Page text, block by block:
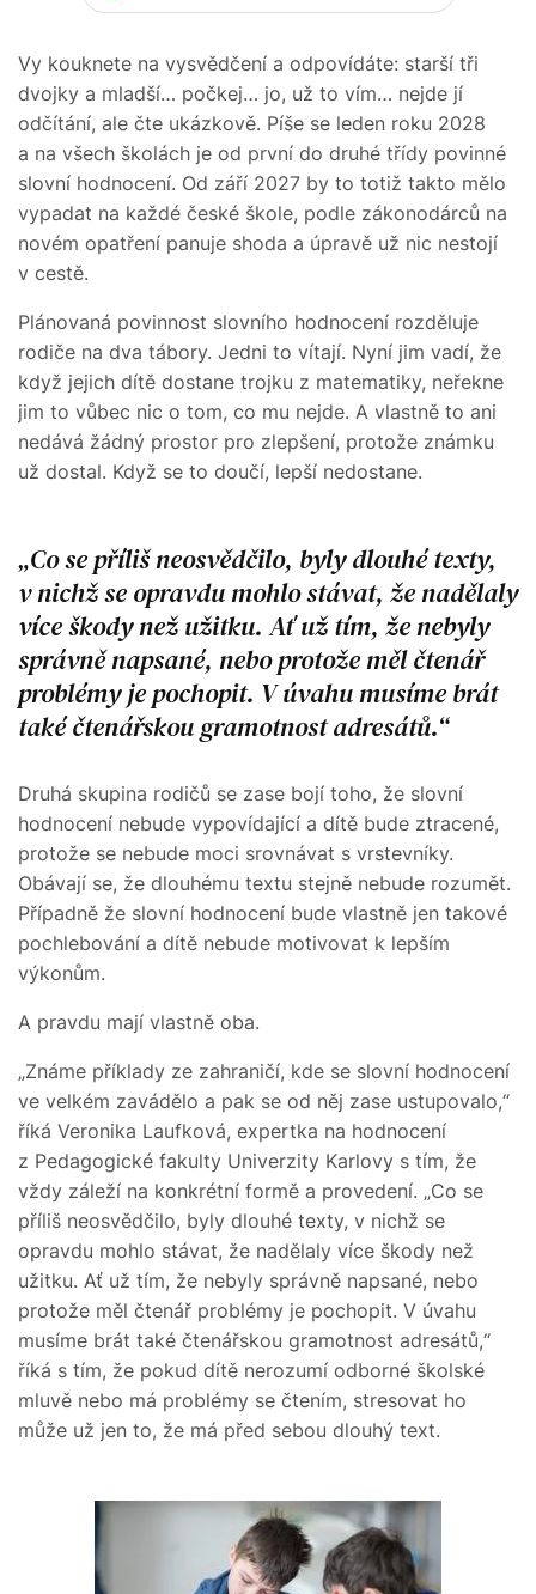
Vy kouknete na vysvědčení a odpovídáte: starší tři
dvojky a mladší… počkej… jo, už to vím… nejde jí
odčítání, ale čte ukázkově. Píše se leden roku 2028
a na všech školách je od první do druhé třídy povinné
slovní hodnocení. Od září 2027 by to totiž takto mělo
vypadat na každé české škole, podle zákonodárců na
novém opatření panuje shoda a úpravě už nic nestojí
v cestě.
Plánovaná povinnost slovního hodnocení rozděluje
rodiče na dva tábory. Jedni to vítají. Nyní jim vadí, že
když jejich dítě dostane trojku z matematiky, neřekne
jim to vůbec nic o tom, co mu nejde. A vlastně to ani
nedává žádný prostor pro zlepšení, protože známku
už dostal. Když se to doučí, lepší nedostane.
Co se příliš neosvědčilo, byly dlouhé texty,
v nichž se opravdu mohlo stávat, že nadělaly
více škody než užitku. Ať už tím, že nebyly
správně napsané, nebo protože měl čtenář
problémy je pochopit. V úvahu musíme brát
také čtenářskou gramotnost adresátů.
Druhá skupina rodičů se zase bojí toho, že slovní
hodnocení nebude vypovídající a dítě bude ztracené,
protože se nebude moci srovnávat s vrstevníky.
Obávají se, že dlouhému textu stejně nebude rozumět.
Případně že slovní hodnocení bude vlastně jen takové
pochlebování a dítě nebude motivovat k lepším
výkonům.
A pravdu mají vlastně oba.
„Známe příklady ze zahraničí, kde se slovní hodnocení
ve velkém zavádělo a pak se od něj zase ustupovalo,“
říká Veronika Laufková, expertka na hodnocení
z Pedagogické fakulty Univerzity Karlovy s tím, že
vždy záleží na konkrétní formě a provedení. „Co se
příliš neosvědčilo, byly dlouhé texty, v nichž se
opravdu mohlo stávat, že nadělaly více škody než
užitku. Ať už tím, že nebyly správně napsané, nebo
protože měl čtenář problémy je pochopit. V úvahu
musíme brát také čtenářskou gramotnost adresátů,“
říká s tím, že pokud dítě nerozumí odborné školské
mluvě nebo má problémy se čtením, stresovat ho
může už jen to, že má před sebou dlouhý text.